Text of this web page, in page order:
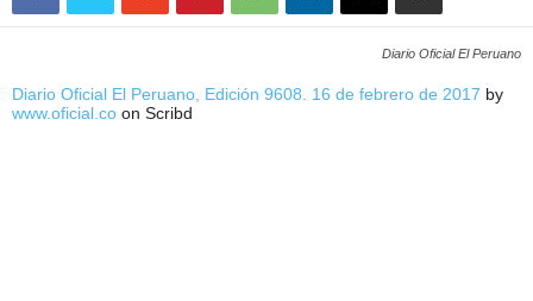
Diario Oficial El Peruano
Diario Oficial El Peruano, Edición 9608. 16 de febrero de 2017 by
www.oficial.co on Scribd